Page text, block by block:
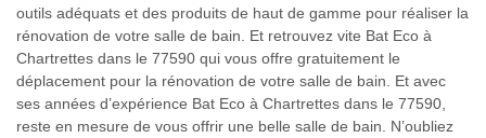
outils adéquats et des produits de haut de gamme pour réaliser la
rénovation de votre salle de bain. Et retrouvez vite Bat Eco à
Chartrettes dans le 77590 qui vous offre gratuitement le
déplacement pour la rénovation de votre salle de bain. Et avec
ses années d’expérience Bat Eco à Chartrettes dans le 77590,
reste en mesure de vous offrir une belle salle de bain. N’oubliez